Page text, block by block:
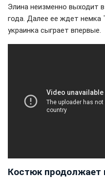
Элина неизменно выходит
года. Далее ее ждет немка
украинка сыграет впервые.
Костюк продолжает